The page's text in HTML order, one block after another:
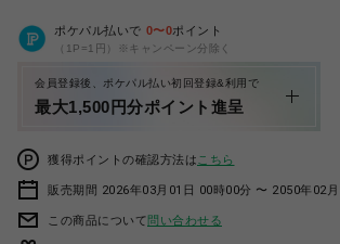
ポケパル払いで 0〜0ポイント
（1P=1円）※キャンペーン分除く
会員登録後、ポケパル払い初回登録&利用で
最大1,500円分ポイント進呈
獲得ポイントの確認方法は こちら
販売期間 2026年03月01日 00時00分 〜 2050年02
この商品について問い合わせる